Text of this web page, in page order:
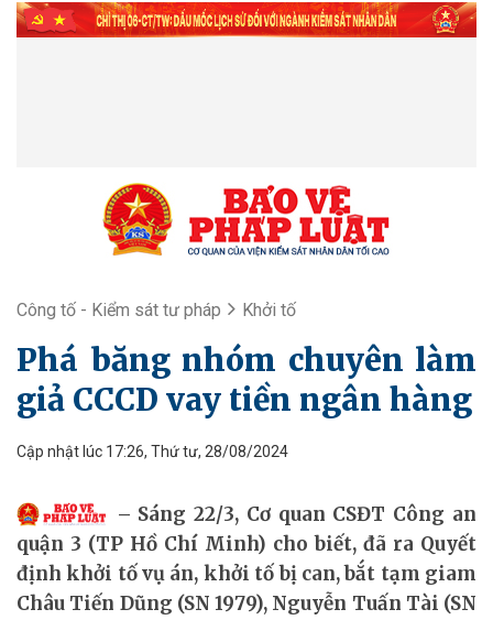
Công tố - Kiểm sát tư pháp Khởi tố
Phá băng nhóm chuyên làm
giả CCCD vay tiền ngân hàng
Cập nhật lúc 17:26, Thứ tư, 28/08/2024
Sáng 22/3, Cơ quan CSĐT Công an
quận 3 (TP Hồ Chí Minh) cho biết, đã ra Quyết
định khởi tố vụ án, khởi tố bị can, bắt tạm giam
Châu Tiến Dũng (SN 1979), Nguyễn Tuấn Tài (SN